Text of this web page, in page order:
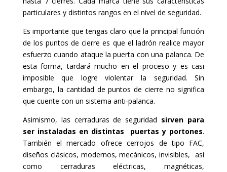
particulares y distintos rangos en el nivel de seguridad.
Es importante que tengas claro que la principal función
de los puntos de cierre es que el ladrón realice mayor
esfuerzo cuando ataque la puerta con una palanca. De
esta forma, tardará mucho en el proceso y es casi
imposible que logre violentar la seguridad. Sin
embargo, la cantidad de puntos de cierre no significa
que cuente con un sistema anti-palanca.
Asimismo, las cerraduras de seguridad sirven para
ser instaladas en distintas puertas y portones.
También el mercado ofrece cerrojos de tipo FAC,
diseños clásicos, modernos, mecánicos, invisibles, así
como cerraduras eléctricas, magnéticas,